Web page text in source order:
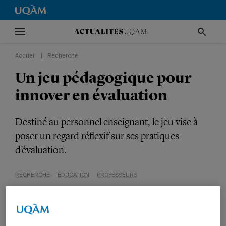
Accueil Recherche
Un jeu pédagogique pour
innover en évaluation
Destiné au personnel enseignant, le jeu vise à
poser un regard réflexif sur ses pratiques
d’évaluation.
RECHERCHE ÉDUCATION PROFESSEURS